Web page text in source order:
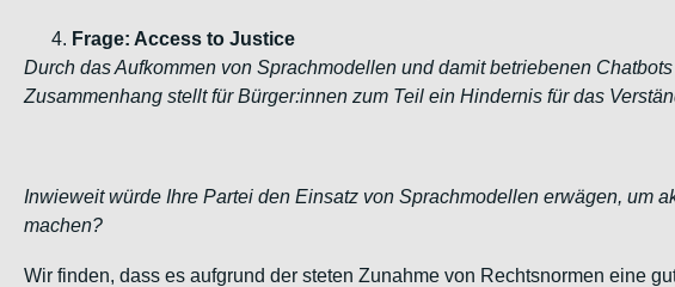
Frage: Access to Justice
Durch das Aufkommen von Sprachmodellen und damit betriebenen
Zusammenhang stellt für Bürger:innen zum Teil ein Hindernis für das
Inwieweit würde Ihre Partei den Einsatz von Sprachmodellen erwägen, um
machen?
Wir finden, dass es aufgrund der steten Zunahme von Rechtsnormen eine